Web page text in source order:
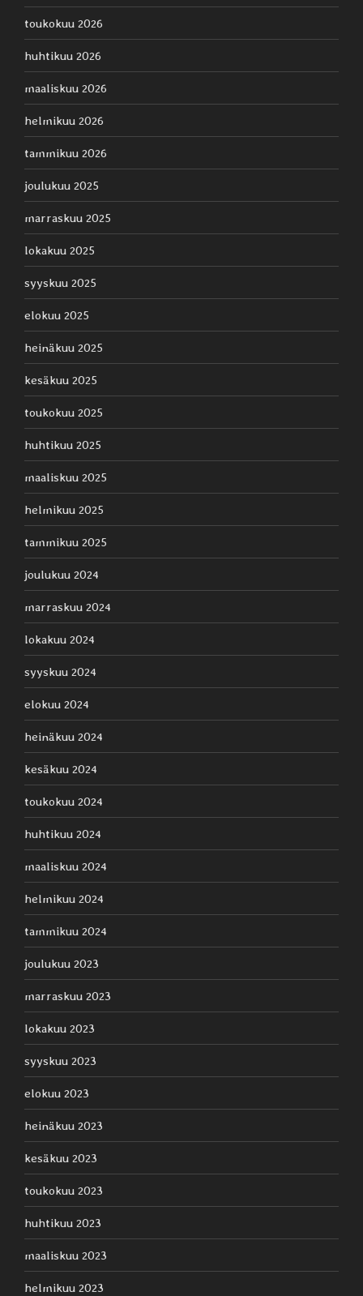
toukokuu 2026
huhtikuu 2026
maaliskuu 2026
helmikuu 2026
tammikuu 2026
joulukuu 2025
marraskuu 2025
lokakuu 2025
syyskuu 2025
elokuu 2025
heinäkuu 2025
kesäkuu 2025
toukokuu 2025
huhtikuu 2025
maaliskuu 2025
helmikuu 2025
tammikuu 2025
joulukuu 2024
marraskuu 2024
lokakuu 2024
syyskuu 2024
elokuu 2024
heinäkuu 2024
kesäkuu 2024
toukokuu 2024
huhtikuu 2024
maaliskuu 2024
helmikuu 2024
tammikuu 2024
joulukuu 2023
marraskuu 2023
lokakuu 2023
syyskuu 2023
elokuu 2023
heinäkuu 2023
kesäkuu 2023
toukokuu 2023
huhtikuu 2023
maaliskuu 2023
helmikuu 2023